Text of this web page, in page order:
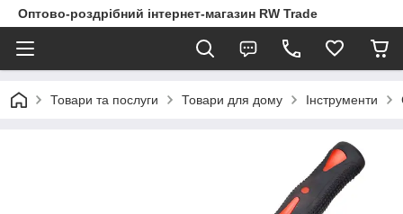
Оптово-роздрібний інтернет-магазин RW Trade
Товари та послуги Товари для дому Інструменти